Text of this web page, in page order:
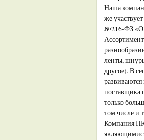
Наша
же
№216-ФЗ «О
ленты,
другое). В
поставщика
только
том числе и
Компания